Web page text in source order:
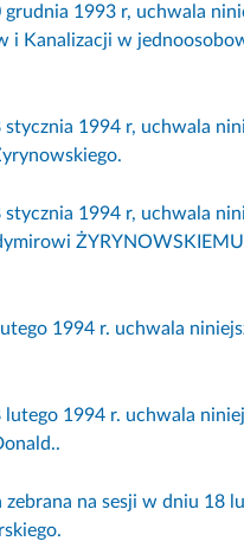
1993 r, uchwala
i Kanalizacji w
1994 r, uchwala
1994 r, uchwala
1994 r. uchwala
1994 r. uchwala
na sesji w dniu 18